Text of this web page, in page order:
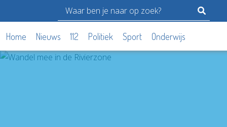
Home Nieuws 112 Politiek Sport Onderwijs